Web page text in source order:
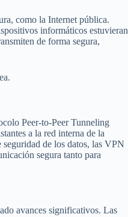
como la Internet pública.
informáticos estuvieran
de forma segura,
Peer-to-Peer Tunneling
a la red interna de la
de los datos, las VPN
segura tanto para
avances significativos. Las